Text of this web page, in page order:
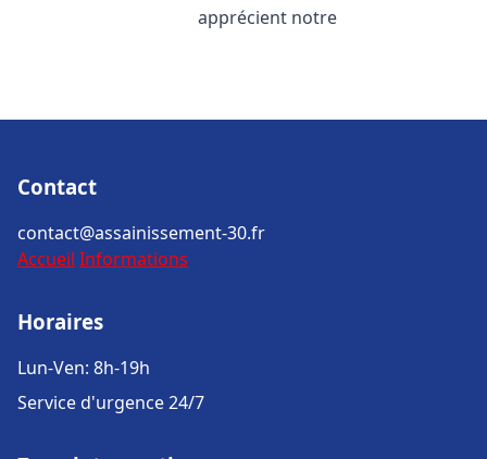
apprécient notre
Contact
contact@assainissement-30.fr
Accueil Informations
Horaires
Lun-Ven: 8h-19h
Service d'urgence 24/7